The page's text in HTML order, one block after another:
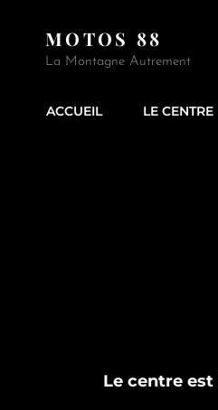
MOTOS 88
La Montagne Autrement
ACCUEIL LE CENTRE
Le centre